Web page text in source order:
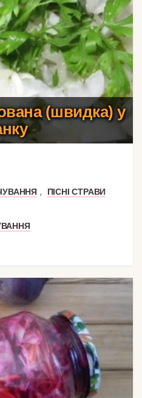
(швидка) у
,
ПІСНІ СТРАВИ